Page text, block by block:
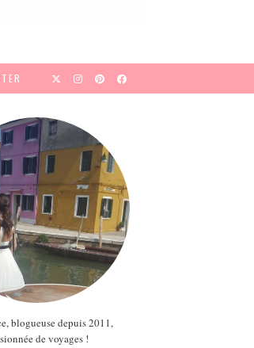
blogueuse depuis 2011,
de voyages !